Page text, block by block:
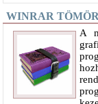
WINRAR
A